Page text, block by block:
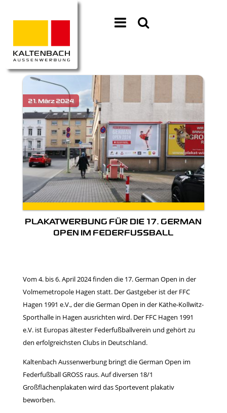
PLAKATWERBUNG FÜR DIE 17. GERMAN
OPEN IM FEDERFUSSBALL
Vom 4. bis 6. April 2024 finden die 17. German Open in der
Volmemetropole Hagen statt. Der Gastgeber ist der FFC
Hagen 1991 e.V., der die German Open in der Käthe-Kollwitz-
Sporthalle in Hagen ausrichten wird. Der FFC Hagen 1991
e.V. ist Europas ältester Federfußballverein und gehört zu
den erfolgreichsten Clubs in Deutschland.
Kaltenbach Aussenwerbung bringt die German Open im
Federfußball GROSS raus. Auf diversen 18/1
Großflächenplakaten wird das Sportevent plakativ
beworben.